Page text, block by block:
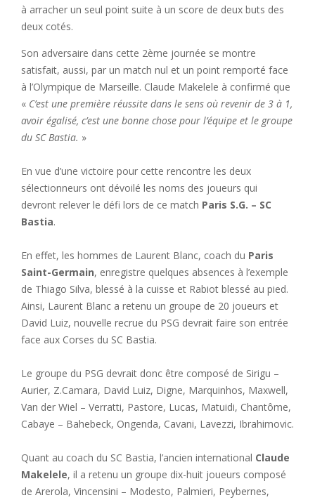
à arracher un seul point suite à un score de deux buts des
deux cotés.
Son adversaire dans cette 2ème journée se montre
satisfait, aussi, par un match nul et un point remporté face
à l’Olympique de Marseille. Claude Makelele à confirmé que
« C’est une première réussite dans le sens où revenir de 3 à 1,
avoir égalisé, c’est une bonne chose pour l’équipe et le groupe
du SC Bastia. »
En vue d’une victoire pour cette rencontre les deux
sélectionneurs ont dévoilé les noms des joueurs qui
devront relever le défi lors de ce match Paris S.G. – SC
Bastia.
En effet, les hommes de Laurent Blanc, coach du Paris
Saint-Germain, enregistre quelques absences à l’exemple
de Thiago Silva, blessé à la cuisse et Rabiot blessé au pied.
Ainsi, Laurent Blanc a retenu un groupe de 20 joueurs et
David Luiz, nouvelle recrue du PSG devrait faire son entrée
face aux Corses du SC Bastia.
Le groupe du PSG devrait donc être composé de Sirigu –
Aurier, Z.Camara, David Luiz, Digne, Marquinhos, Maxwell,
Van der Wiel – Verratti, Pastore, Lucas, Matuidi, Chantôme,
Cabaye – Bahebeck, Ongenda, Cavani, Lavezzi, Ibrahimovic.
Quant au coach du SC Bastia, l’ancien international Claude
Makelele, il a retenu un groupe dix-huit joueurs composé
de Arerola, Vincensini – Modesto, Palmieri, Peybernes,